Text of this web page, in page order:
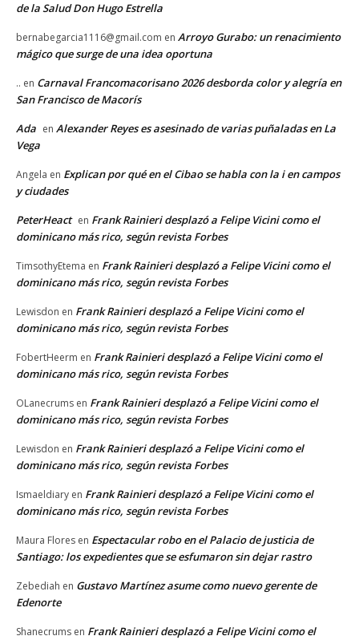
de la Salud Don Hugo Estrella
bernabegarcia1116@gmail.com en Arroyo Gurabo: un renacimiento
mágico que surge de una idea oportuna
.. en Carnaval Francomacorisano 2026 desborda color y alegría en
San Francisco de Macorís
Ada en Alexander Reyes es asesinado de varias puñaladas en La
Vega
Angela en Explican por qué en el Cibao se habla con la i en campos
y ciudades
PeterHeact en Frank Rainieri desplazó a Felipe Vicini como el
dominicano más rico, según revista Forbes
TimsothyEtema en Frank Rainieri desplazó a Felipe Vicini como el
dominicano más rico, según revista Forbes
Lewisdon en Frank Rainieri desplazó a Felipe Vicini como el
dominicano más rico, según revista Forbes
FobertHeerm en Frank Rainieri desplazó a Felipe Vicini como el
dominicano más rico, según revista Forbes
OLanecrums en Frank Rainieri desplazó a Felipe Vicini como el
dominicano más rico, según revista Forbes
Lewisdon en Frank Rainieri desplazó a Felipe Vicini como el
dominicano más rico, según revista Forbes
Ismaeldiary en Frank Rainieri desplazó a Felipe Vicini como el
dominicano más rico, según revista Forbes
Maura Flores en Espectacular robo en el Palacio de justicia de
Santiago: los expedientes que se esfumaron sin dejar rastro
Zebediah en Gustavo Martínez asume como nuevo gerente de
Edenorte
Shanecrums en Frank Rainieri desplazó a Felipe Vicini como el